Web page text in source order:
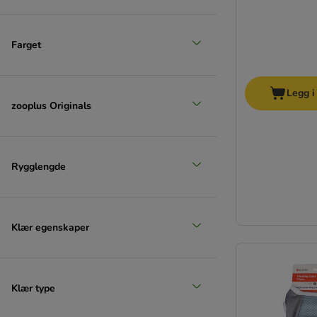
Farget
zooplus Originals
Rygglengde
Klær egenskaper
Klær type
Legg